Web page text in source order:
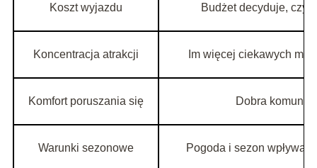
Koszt wyjazdu Budżet decyduje, czy
Koncentracja atrakcji Im więcej ciekawych
Komfort poruszania się Dobra
Warunki sezonowe Pogoda i sezon